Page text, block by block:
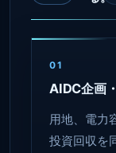
01
AIDC企画
用地、電力
投資回収を